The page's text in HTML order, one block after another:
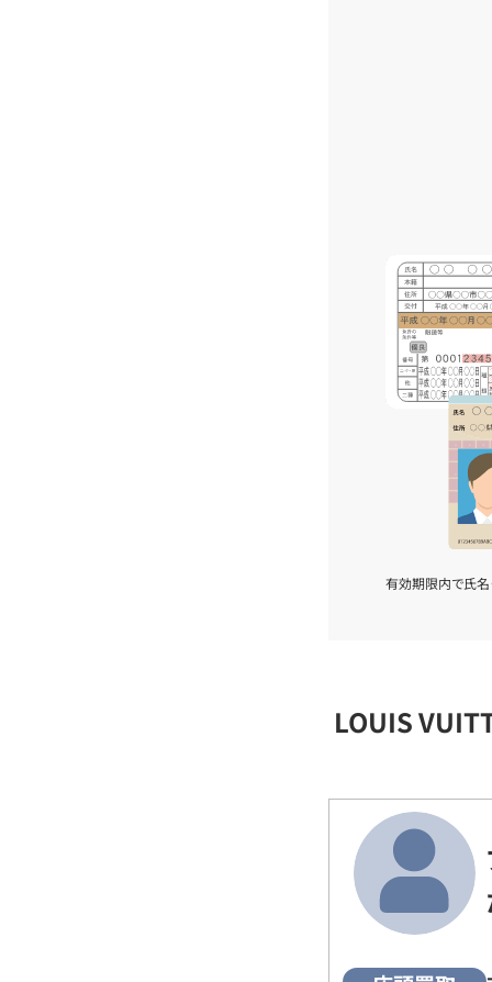
有効期限内で氏名
LOUIS